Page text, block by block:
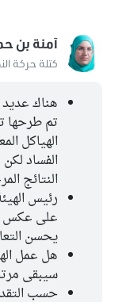
آمنة بن
كتلة حركة
هناك
تم طرحها
الهياكل
الفساد
النتائج
رئيس
على عكس
يحسن
هل عمل
سيبقى
حسب